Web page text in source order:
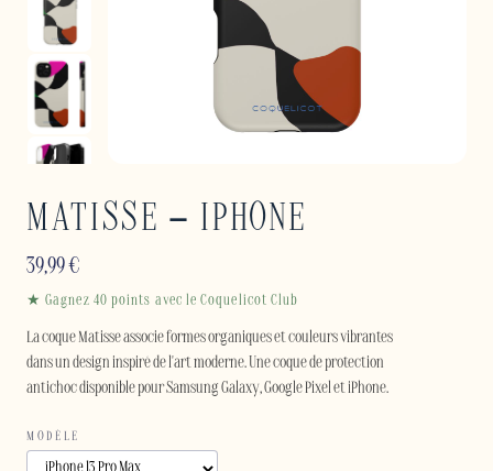
MATISSE – IPHONE
39,99€
★ Gagnez 40 points avec le Coquelicot Club
La coque Matisse associe formes organiques et couleurs vibrantes
dans un design inspiré de l'art moderne. Une coque de protection
antichoc disponible pour Samsung Galaxy, Google Pixel et iPhone.
MODÈLE